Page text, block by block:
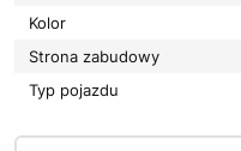
Kolor
Strona zabudowy
Typ pojazdu